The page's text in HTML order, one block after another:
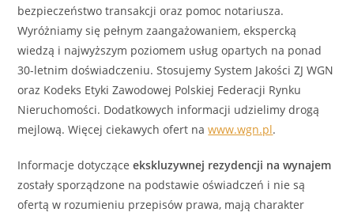
bezpieczeństwo transakcji oraz pomoc notariusza.
Wyróżniamy się pełnym zaangażowaniem, ekspercką
wiedzą i najwyższym poziomem usług opartych na ponad
30-letnim doświadczeniu. Stosujemy System Jakości ZJ WGN
oraz Kodeks Etyki Zawodowej Polskiej Federacji Rynku
Nieruchomości. Dodatkowych informacji udzielimy drogą
mejlową. Więcej ciekawych ofert nawww.wgn.pl.
Informacje dotycząceekskluzywnej rezydencji na wynajem
zostały sporządzone na podstawie oświadczeń i nie są
ofertą w rozumieniu przepisów prawa, mają charakter